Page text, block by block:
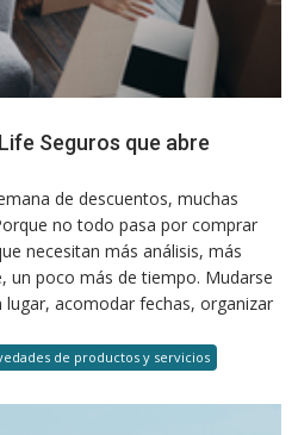
Seguros que abre
de descuentos, muchas
no todo pasa por comprar
necesitan más análisis, más
un poco más de tiempo. Mudarse
lugar, acomodar fechas, organizar
de productos y servicios